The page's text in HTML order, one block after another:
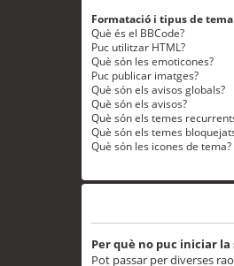
Formatació i tipus de tema
Què és el BBCode?
Puc utilitzar HTML?
Què són les emoticones?
Puc publicar imatges?
Què són els avisos globals?
Què són els avisos?
Què són els temes
Què són els temes
Què són les icones de tema?
Per què no puc iniciar la
Pot passar per diverses